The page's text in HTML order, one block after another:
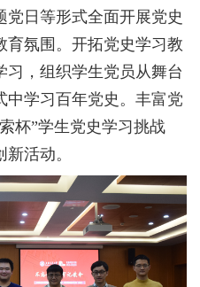
党日等形式全面开展党史
育氛围。开拓党史学习教
习，组织学生党员从舞台
中学习百年党史。丰富党
杯”学生党史学习挑战
活动。